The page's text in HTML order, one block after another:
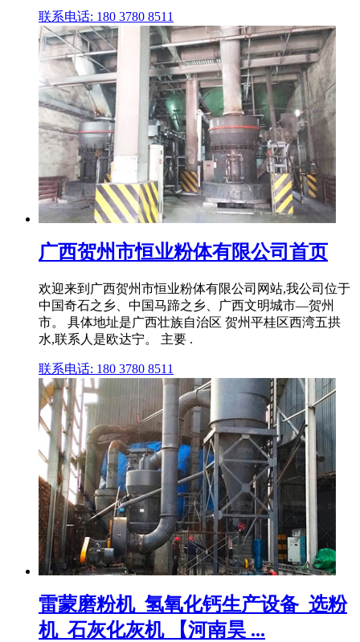
联系电话: 180 3780 8511
广西贺州市恒业粉体有限公司首页
欢迎来到广西贺州市恒业粉体有限公司网站,我公司位于
中国奇石之乡、中国马蹄之乡、广西文明城市—贺州
市。 具体地址是广西壮族自治区 贺州平桂区西湾五拱
水,联系人是欧达宁。 主要 .
联系电话: 180 3780 8511
雷蒙磨粉机_氢氧化钙生产设备_选粉
机_石灰化灰机 【河南昊 ...